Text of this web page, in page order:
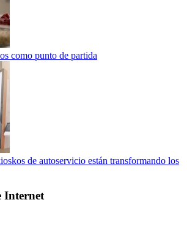
como punto de partida
de autoservicio están transformando los
Internet